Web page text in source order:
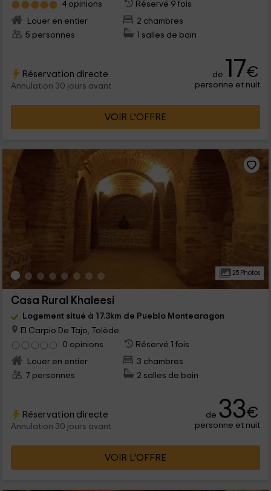
4 opinions
Réservé 9 fois
Louer en entier
2 chambres
5 personnes
1 salles de bain
Réservation directe
Annulation 30 jours avant
de 17€
personne et nuit
VOIR L’OFFRE
25 Photos
Casa Rural Khaleesi
Logement situé à 17.3km de Pueblo Montearagon
El Carpio De Tajo, Tolède
0 opinions
Réservé 1 fois
Louer en entier
3 chambres
7 personnes
2 salles de bain
Réservation directe
Annulation 30 jours avant
de 33€
personne et nuit
VOIR L’OFFRE